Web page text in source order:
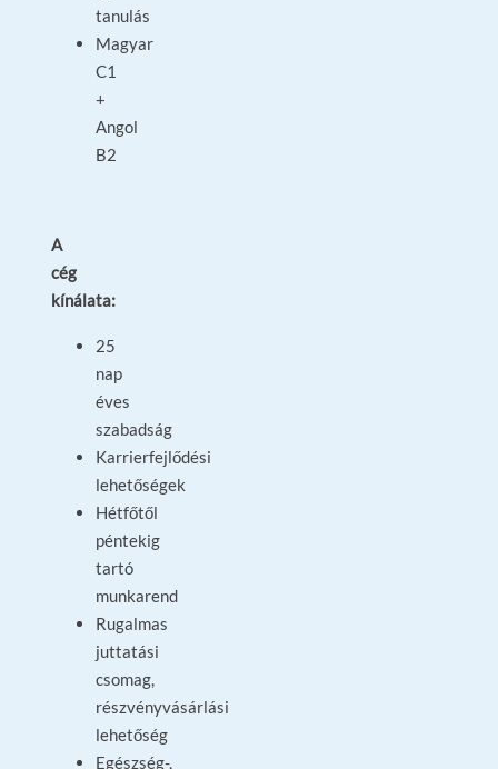
tanulás
Magyar
C1
+
Angol
B2
A
cég
kínálata:
25
nap
éves
szabadság
Karrierfejlődési
lehetőségek
Hétfőtől
péntekig
tartó
munkarend
Rugalmas
juttatási
csomag,
részvényvásárlási
lehetőség
Egészség-,